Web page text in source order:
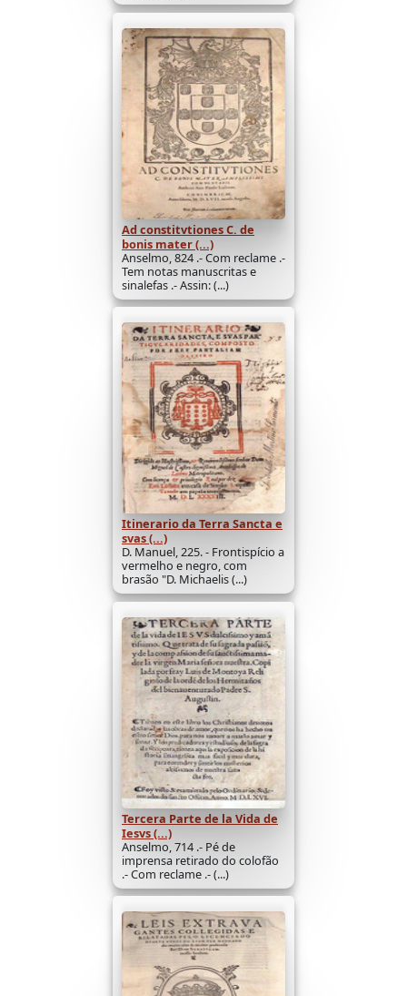
Ad constitvtiones C. de
bonis mater (...)
Anselmo, 824 .- Com reclame .-
Tem notas manuscritas e
sinalefas .- Assin: (...)
Itinerario da Terra Sancta e
svas (...)
D. Manuel, 225. - Frontispício a
vermelho e negro, com
brasão "D. Michaelis (...)
Tercera Parte de la Vida de
Iesvs (...)
Anselmo, 714 .- Pé de
imprensa retirado do colofão
.- Com reclame .- (...)